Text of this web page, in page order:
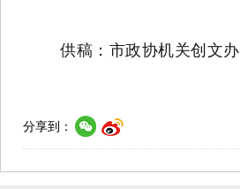
供稿：市政协机关创文办
分享到：